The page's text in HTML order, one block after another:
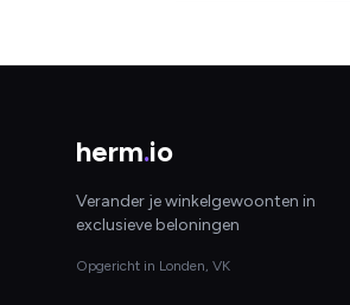
herm.io
Verander je winkelgewoonten in
exclusieve beloningen
Opgericht in Londen, VK